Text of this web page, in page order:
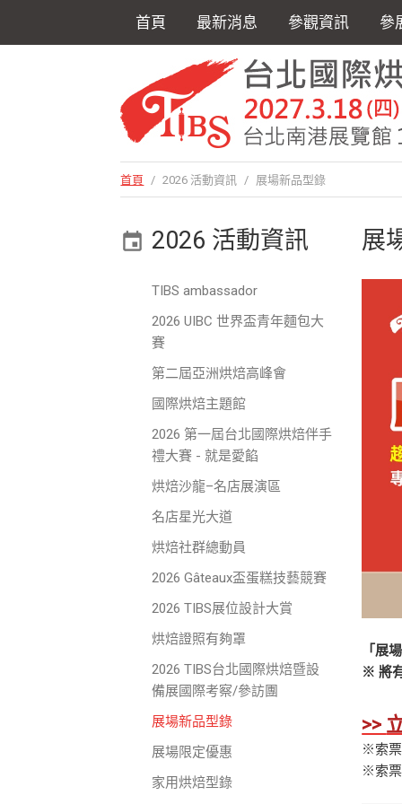
首頁 最新消息 參觀資訊 參
首頁 / 2026 活動資訊 / 展場新品型錄
2026 活動資訊
TIBS ambassador
2026 UIBC 世界盃青年麵包大
賽
第二屆亞洲烘焙高峰會
國際烘焙主題館
2026 第一屆台北國際烘焙伴手
禮大賽 - 就是愛餡
烘焙沙龍–名店展演區
名店星光大道
烘焙社群總動員
2026 Gâteaux盃蛋糕技藝競賽
2026 TIBS展位設計大賞
烘焙證照有夠罩
2026 TIBS台北國際烘焙暨設
備展國際考察/參訪團
展場新品型錄
展場限定優惠
家用烘焙型錄
展
「展
※ 將
>>
※索
※索票